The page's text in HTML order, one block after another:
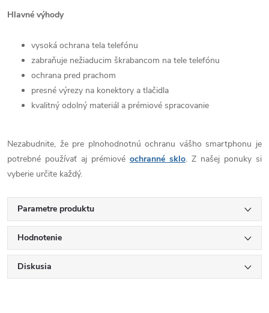
Hlavné výhody
vysoká ochrana tela telefónu
zabraňuje nežiaducim škrabancom na tele telefónu
ochrana pred prachom
presné výrezy na konektory a tlačidla
kvalitný odolný materiál a prémiové spracovanie
Nezabudnite, že pre plnohodnotnú ochranu vášho smartphonu je
potrebné používať aj prémiové ochranné sklo. Z našej ponuky si
vyberie určite každý.
Parametre produktu
Hodnotenie
Diskusia